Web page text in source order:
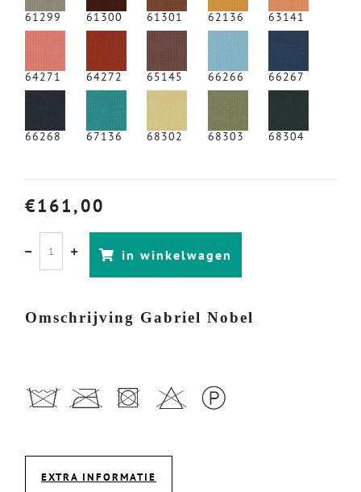
61299 61300 61301 62136 63141
64271 64272 65145 66266 66267
66268 67136 68302 68303 68304
€161,00
in winkelwagen
Omschrijving Gabriel Nobel
EXTRA INFORMATIE